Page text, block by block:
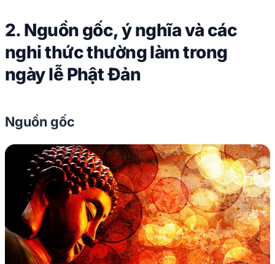
2. Nguồn gốc, ý nghĩa và các
nghi thức thường làm trong
ngày lễ Phật Đản
Nguồn gốc